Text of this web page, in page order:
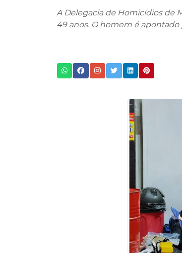
A Delegacia de Homicídios de
49 anos. O homem é apontado